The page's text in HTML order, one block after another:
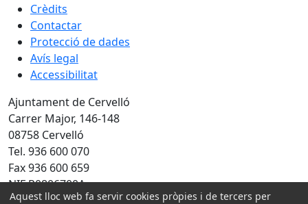
Crèdits
Contactar
Protecció de dades
Avís legal
Accessibilitat
Ajuntament de Cervelló
Carrer Major, 146-148
08758 Cervelló
Tel. 936 600 070
Fax 936 600 659
NIF P0806700A
Aquest lloc web fa servir cookies pròpies i de tercers per